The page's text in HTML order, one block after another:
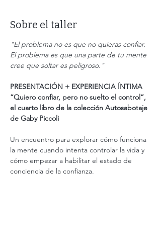
Sobre el taller
"El problema no es que no quieras confiar.
El problema es que una parte de tu mente
cree que soltar es peligroso."
PRESENTACIÓN + EXPERIENCIA ÍNTIMA
“Quiero confiar, pero no suelto el control”,
el cuarto libro de la colección Autosabotaje
de Gaby Piccoli
Un encuentro para explorar cómo funciona
la mente cuando intenta controlar la vida y
cómo empezar a habilitar el estado de
conciencia de la confianza.